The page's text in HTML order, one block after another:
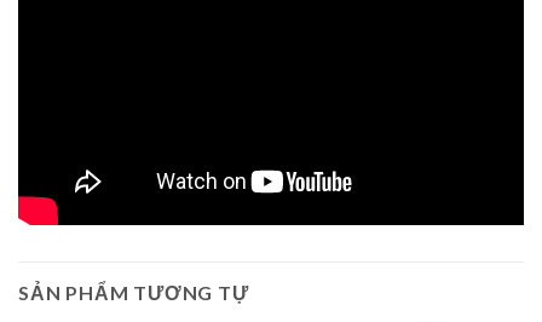
SẢN PHẨM TƯƠNG TỰ